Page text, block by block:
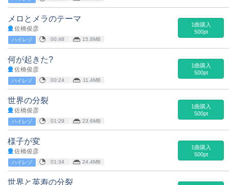
メロとメラのテーマ
佐橋俊彦
ハイレゾ 00:48 15.8MB
1曲購入
500pt
何が起きた?
佐橋俊彦
ハイレゾ 00:24 11.4MB
1曲購入
500pt
世界の分裂
佐橋俊彦
ハイレゾ 01:29 23.6MB
1曲購入
500pt
様子が変
佐橋俊彦
ハイレゾ 01:34 24.4MB
1曲購入
500pt
世界と英寿の分裂